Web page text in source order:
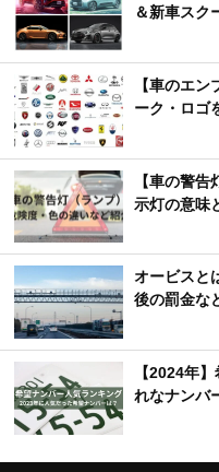
＆新車スク
【車のエ
ーク・ロゴ
【車の警
示灯の意味
オービスと
後の罰金な
【2024年
れなナンバ